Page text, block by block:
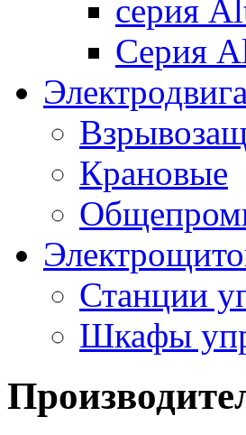
серия
Серия
Крановые
Станции
Шкафы